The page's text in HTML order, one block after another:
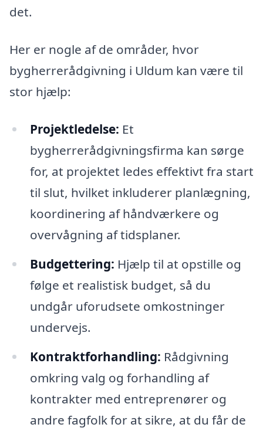
det.
Her er nogle af de områder, hvor
bygherrerådgivning i Uldum kan være til
stor hjælp:
Projektledelse: Et
bygherrerådgivningsfirma kan sørge
for, at projektet ledes effektivt fra start
til slut, hvilket inkluderer planlægning,
koordinering af håndværkere og
overvågning af tidsplaner.
Budgettering: Hjælp til at opstille og
følge et realistisk budget, så du
undgår uforudsete omkostninger
undervejs.
Kontraktforhandling: Rådgivning
omkring valg og forhandling af
kontrakter med entreprenører og
andre fagfolk for at sikre, at du får de